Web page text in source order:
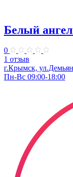
Белый
0
1 отзыв
г.Крымск,
Пн-Вс 09:00-18:00